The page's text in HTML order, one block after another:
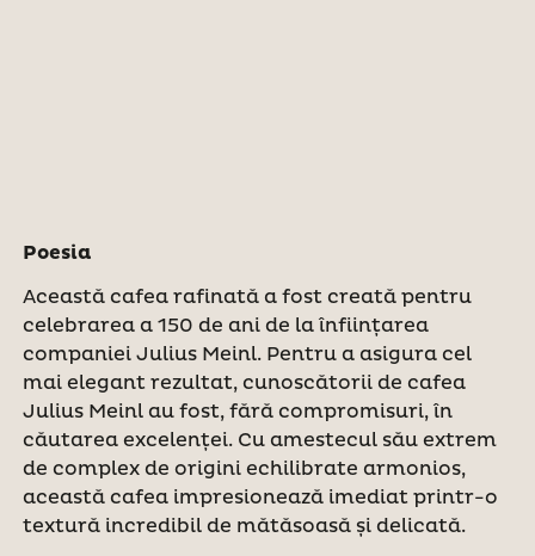
Poesia
Această cafea rafinată a fost creată pentru
celebrarea a 150 de ani de la înființarea
companiei Julius Meinl. Pentru a asigura cel
mai elegant rezultat, cunoscătorii de cafea
Julius Meinl au fost, fără compromisuri, în
căutarea excelenței. Cu amestecul său extrem
de complex de origini echilibrate armonios,
această cafea impresionează imediat printr-o
textură incredibil de mătăsoasă și delicată.